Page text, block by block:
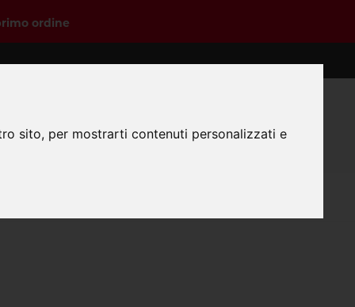
sito, per mostrarti contenuti personalizzati e
ordine
Login Registrazione Carrello